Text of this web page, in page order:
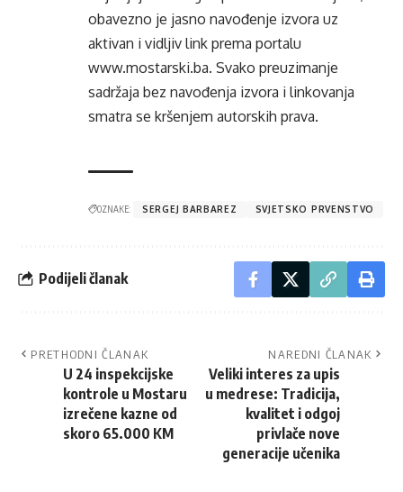
obavezno je jasno navođenje izvora uz
aktivan i vidljiv link prema portalu
www.mostarski.ba. Svako preuzimanje
sadržaja bez navođenja izvora i linkovanja
smatra se kršenjem autorskih prava.
OZNAKE: SERGEJ BARBAREZ SVJETSKO PRVENSTVO
Podijeli članak
PRETHODNI ČLANAK
U 24 inspekcijske
kontrole u Mostaru
izrečene kazne od
skoro 65.000 KM
NAREDNI ČLANAK
Veliki interes za upis
u medrese: Tradicija,
kvalitet i odgoj
privlače nove
generacije učenika